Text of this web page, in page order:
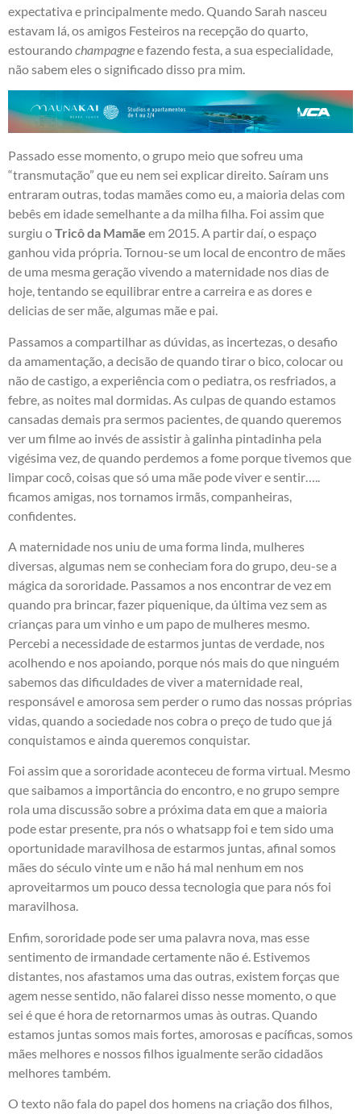
expectativa e principalmente medo. Quando Sarah nasceu
estavam lá, os amigos Festeiros na recepção do quarto,
estourandochampagnee fazendo festa, a sua especialidade,
não sabem eles o significado disso pra mim.
Passado esse momento, o grupo meio que sofreu uma
“transmutação” que eu nem sei explicar direito. Saíram uns
entraram outras, todas mamães como eu, a maioria delas com
bebês em idade semelhante a da milha filha. Foi assim que
surgiu oTricô da Mamãe em 2015. A partir daí, o espaço
ganhou vida própria. Tornou-se um local de encontro de mães
de uma mesma geração vivendo a maternidade nos dias de
hoje, tentando se equilibrar entre a carreira e as dores e
delicias de ser mãe, algumas mãe e pai.
Passamos a compartilhar as dúvidas, as incertezas, o desafio
da amamentação, a decisão de quando tirar o bico, colocar ou
não de castigo, a experiência com o pediatra, os resfriados, a
febre, as noites mal dormidas. As culpas de quando estamos
cansadas demais pra sermos pacientes, de quando queremos
ver um filme ao invés de assistir à galinha pintadinha pela
vigésima vez, de quando perdemos a fome porque tivemos que
limpar cocô, coisas que só uma mãe pode viver e sentir…..
ficamos amigas, nos tornamos irmãs, companheiras,
confidentes.
A maternidade nos uniu de uma forma linda, mulheres
diversas, algumas nem se conheciam fora do grupo, deu-se a
mágica da sororidade. Passamos a nos encontrar de vez em
quando pra brincar, fazer piquenique, da última vez sem as
crianças para um vinho e um papo de mulheres mesmo.
Percebi a necessidade de estarmos juntas de verdade, nos
acolhendo e nos apoiando, porque nós mais do que ninguém
sabemos das dificuldades de viver a maternidade real,
responsável e amorosa sem perder o rumo das nossas próprias
vidas, quando a sociedade nos cobra o preço de tudo que já
conquistamos e ainda queremos conquistar.
Foi assim que a sororidade aconteceu de forma virtual. Mesmo
que saibamos a importância do encontro, e no grupo sempre
rola uma discussão sobre a próxima data em que a maioria
pode estar presente, pra nós o whatsapp foi e tem sido uma
oportunidade maravilhosa de estarmos juntas, afinal somos
mães do século vinte um e não há mal nenhum em nos
aproveitarmos um pouco dessa tecnologia que para nós foi
maravilhosa.
Enfim, sororidade pode ser uma palavra nova, mas esse
sentimento de irmandade certamente não é. Estivemos
distantes, nos afastamos uma das outras, existem forças que
agem nesse sentido, não falarei disso nesse momento, o que
sei é que é hora de retornarmos umas às outras. Quando
estamos juntas somos mais fortes, amorosas e pacíficas, somos
mães melhores e nossos filhos igualmente serão cidadãos
melhores também.
O texto não fala do papel dos homens na criação dos filhos,